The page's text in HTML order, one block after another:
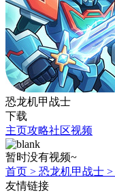
恐龙机甲战士
下载
主页攻略社区视频
暂时没有视频~
首页 > 恐龙机甲战士 >
友情链接